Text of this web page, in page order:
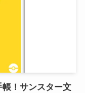
！サンスター文